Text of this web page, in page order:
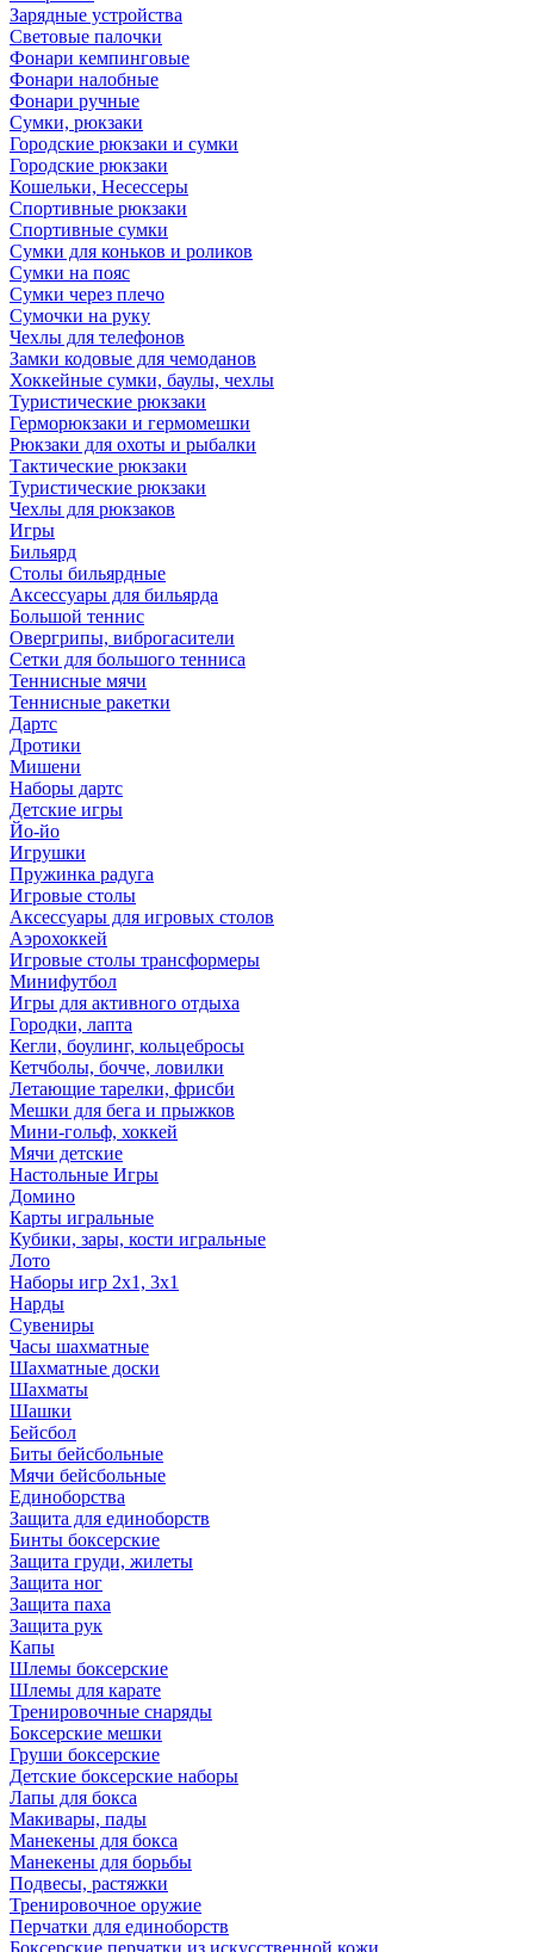
Зарядные устройства
Световые палочки
Фонари кемпинговые
Фонари налобные
Фонари ручные
Сумки, рюкзаки
Городские рюкзаки и сумки
Городские рюкзаки
Кошельки, Несессеры
Спортивные рюкзаки
Спортивные сумки
Сумки для коньков и роликов
Сумки на пояс
Сумки через плечо
Сумочки на руку
Чехлы для телефонов
Замки кодовые для чемоданов
Хоккейные сумки, баулы, чехлы
Туристические рюкзаки
Герморюкзаки и гермомешки
Рюкзаки для охоты и рыбалки
Тактические рюкзаки
Туристические рюкзаки
Чехлы для рюкзаков
Игры
Бильярд
Столы бильярдные
Аксессуары для бильярда
Большой теннис
Овергрипы, виброгасители
Сетки для большого тенниса
Теннисные мячи
Теннисные ракетки
Дартс
Дротики
Мишени
Наборы дартс
Детские игры
Йо-йо
Игрушки
Пружинка радуга
Игровые столы
Аксессуары для игровых столов
Аэрохоккей
Игровые столы трансформеры
Минифутбол
Игры для активного отдыха
Городки, лапта
Кегли, боулинг, кольцебросы
Кетчболы, бочче, ловилки
Летающие тарелки, фрисби
Мешки для бега и прыжков
Мини-гольф, хоккей
Мячи детские
Настольные Игры
Домино
Карты игральные
Кубики, зары, кости игральные
Лото
Наборы игр 2х1, 3х1
Нарды
Сувениры
Часы шахматные
Шахматные доски
Шахматы
Шашки
Бейсбол
Биты бейсбольные
Мячи бейсбольные
Единоборства
Защита для единоборств
Бинты боксерские
Защита груди, жилеты
Защита ног
Защита паха
Защита рук
Капы
Шлемы боксерские
Шлемы для карате
Тренировочные снаряды
Боксерские мешки
Груши боксерские
Детские боксерские наборы
Лапы для бокса
Макивары, пады
Манекены для бокса
Манекены для борьбы
Подвесы, растяжки
Тренировочное оружие
Перчатки для единоборств
Боксерские перчатки из искусственной кожи